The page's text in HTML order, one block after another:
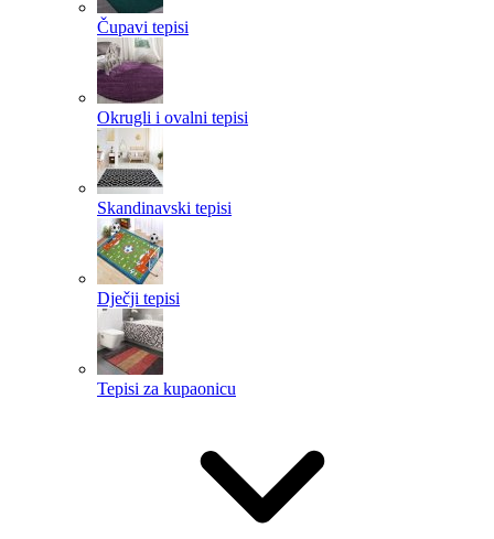
Čupavi tepisi
Okrugli i ovalni tepisi
Skandinavski tepisi
Dječji tepisi
Tepisi za kupaonicu